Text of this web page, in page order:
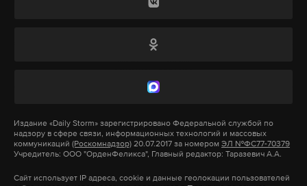
участвуют четыре кандидата. Все они
Подпишитесь на Daily Storm в
А еще мы есть вTelegram,Дзен иVK.
Макс Telegram
ракетно-артиллерийских ударов».
Утром 14 марта ФСБ России сообщила о
запрещенной террористической организации
информации ведомства, они планировали
отравить отправляемую в зону СВО
гуманитарную помощь для солдат.
Издание «Daily Storm» зарегистрировано Федеральной службой по
надзору в сфере связи, информационных технологий и массовых
коммуникаций (Роскомнадзор) 20.07.2017 за номером ЭЛ №ФС77-70379
Учредитель: ООО "ОрденФеликса", Главный редактор: Таразевич А.А.
Сайт использует IP адреса, cookie и данные геолокации пользователей